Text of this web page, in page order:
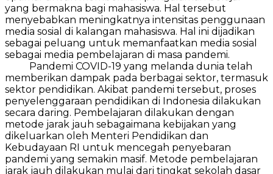
yang bermakna bagi mahasiswa. Hal tersebut
menyebabkan meningkatnya intensitas penggunaan
media sosial di kalangan mahasiswa. Hal ini dijadikan
sebagai peluang untuk memanfaatkan media sosial
sebagai media pembelajaran di masa pandemi.
Pandemi COVID-19 yang melanda dunia telah
memberikan dampak pada berbagai sektor, termasuk
sektor pendidikan. Akibat pandemi tersebut, proses
penyelenggaraan pendidikan di Indonesia dilakukan
secara daring. Pembelajaran dilakukan dengan
metode jarak jauh sebagaimana kebijakan yang
dikeluarkan oleh Menteri Pendidikan dan
Kebudayaan RI untuk mencegah penyebaran
pandemi yang semakin masif. Metode pembelajaran
jarak jauh dilakukan mulai dari tingkat sekolah dasar